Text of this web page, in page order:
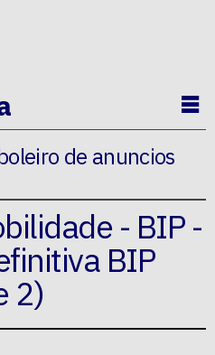
de anuncios
- BIP -
BIP
2)